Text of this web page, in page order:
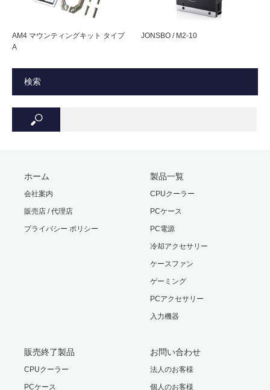
AM4 マウンティングキット タイプ
A
JONSBO / M2-10
検索
ホーム
会社案内
販売店 / 代理店
プライバシー ポリシー
製品一覧
CPUクーラー
PCケース
PC電源
冷却アクセサリー
ケースファン
ゲーミング
PCアクセサリー
入力機器
販売終了製品
CPUクーラー
PCケース
お問い合わせ
法人のお客様
個人のお客様